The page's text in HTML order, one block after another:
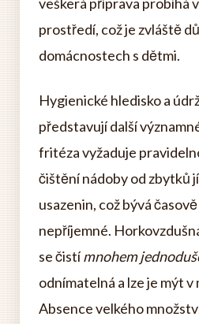
prostředí, což je zvláště
domácnostech s dětmi.
Hygienické hledisko a
představují další
fritéza vyžaduje
čištění nádoby od zbytků
usazenin, což bývá
nepříjemné.
se čistímnohem
odnímatelná a lze je mýt v
Absence velkého